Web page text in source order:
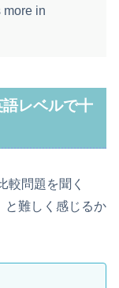
more in
レベルで十
較問題を聞く
と難しく感じるか